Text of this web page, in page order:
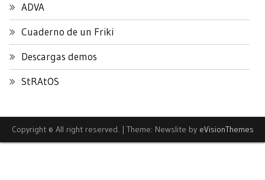
ADVA
Cuaderno de un Friki
Descargas demos
StRAtOS
Copyright © All right reserved. | Theme: Newslite by eVisionThemes